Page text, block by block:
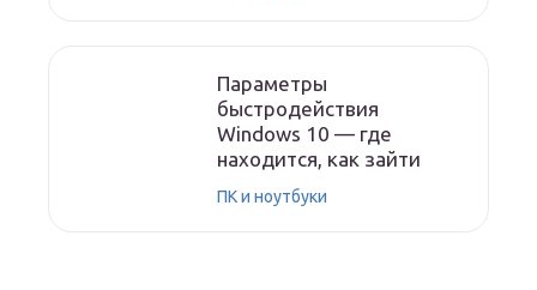
Параметры
быстродействия
Windows 10 — где
находится, как зайти
ПК и ноутбуки